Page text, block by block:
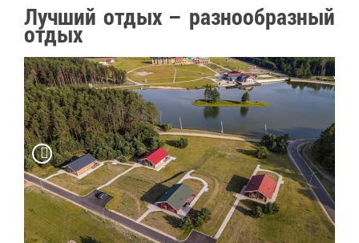
Луч­ший от­дых – раз­но­об­раз­ный
от­дых